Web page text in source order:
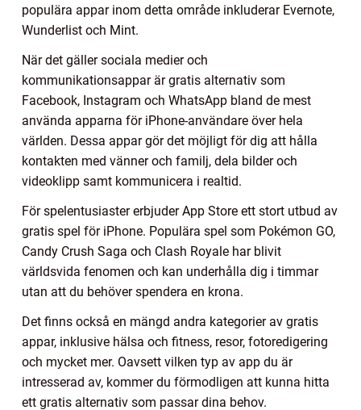
populära appar inom detta område inkluderar Evernote,
Wunderlist och Mint.
När det gäller sociala medier och
kommunikationsappar är gratis alternativ som
Facebook, Instagram och WhatsApp bland de mest
använda apparna för iPhone-användare över hela
världen. Dessa appar gör det möjligt för dig att hålla
kontakten med vänner och familj, dela bilder och
videoklipp samt kommunicera i realtid.
För spelentusiaster erbjuder App Store ett stort utbud av
gratis spel för iPhone. Populära spel som Pokémon GO,
Candy Crush Saga och Clash Royale har blivit
världsvida fenomen och kan underhålla dig i timmar
utan att du behöver spendera en krona.
Det finns också en mängd andra kategorier av gratis
appar, inklusive hälsa och fitness, resor, fotoredigering
och mycket mer. Oavsett vilken typ av app du är
intresserad av, kommer du förmodligen att kunna hitta
ett gratis alternativ som passar dina behov.